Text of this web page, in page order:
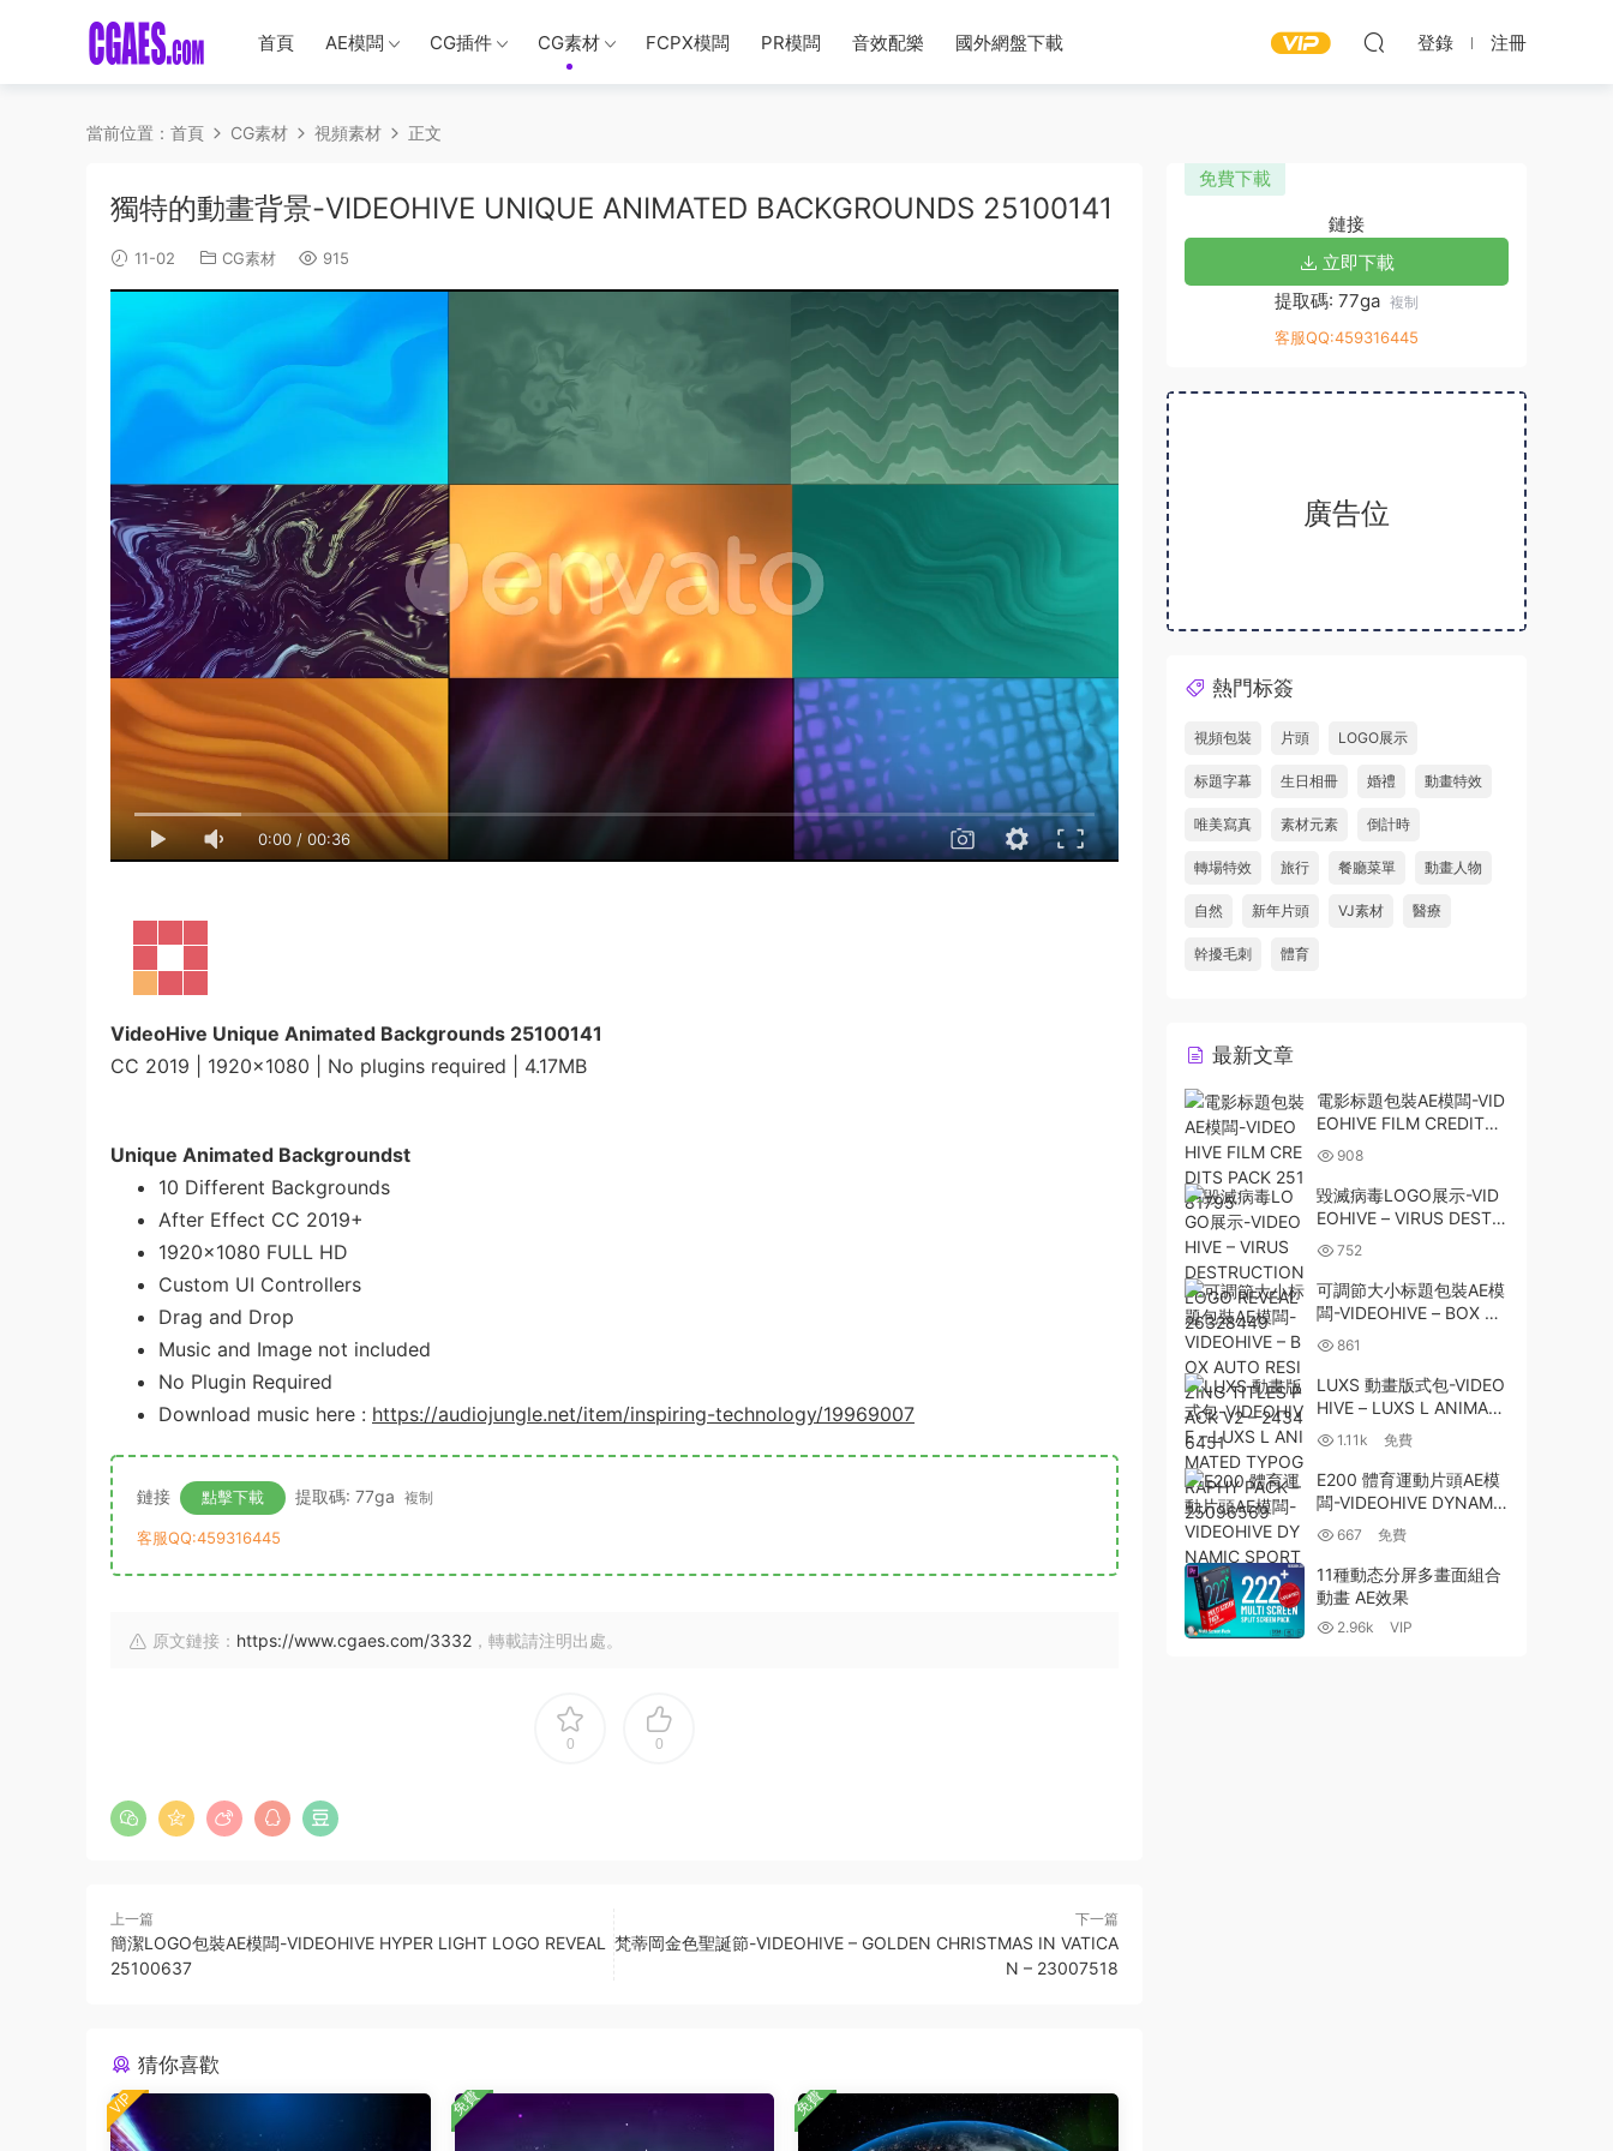
首頁 AE模闆 CG插件 CG素材 FCPX模闆 PR模闆 音效配樂 國外網盤下載 登錄 注冊
當前位置： 首頁 CG素材 視頻素材 正文
獨特的動畫背景-VIDEOHIVE UNIQUE ANIMATED BACKGROUNDS 25100141
11-02 CG素材 915
0:00 / 00:36
VideoHive Unique Animated Backgrounds 25100141
CC 2019 | 1920×1080 | No plugins required | 4.17MB
Unique Animated Backgroundst
10 Different Backgrounds
After Effect CC 2019+
1920×1080 FULL HD
Custom UI Controllers
Drag and Drop
Music and Image not included
No Plugin Required
Download music here : https://audiojungle.net/item/inspiring-technology/19969007
鏈接 點擊下載 提取碼: 77ga 複制
客服QQ:459316445
原文鏈接： https://www.cgaes.com/3332 ，轉載請注明出處。
0 0
上一篇
簡潔LOGO包裝AE模闆-VIDEOHIVE HYPER LIGHT LOGO REVEAL
25100637
下一篇
梵蒂岡金色聖誕節-VIDEOHIVE – GOLDEN CHRISTMAS IN VATICA
N – 23007518
猜你喜歡
VIP 免費 免費
免費下載
鏈接
立即下載
提取碼: 77ga 複制
客服QQ:459316445
廣告位
熱門标簽
視頻包裝 片頭 LOGO展示
标題字幕 生日相冊 婚禮 動畫特效
唯美寫真 素材元素 倒計時
轉場特效 旅行 餐廳菜單 動畫人物
自然 新年片頭 VJ素材 醫療
幹擾毛刺 體育
最新文章
電影标題包裝AE模闆-VID
EOHIVE FILM CREDITS
PACK 25181795
908
毀滅病毒LOGO展示-VID
EOHIVE – VIRUS DESTR
UCTION LOGO REVEAL
26328449
752
可調節大小标題包裝AE模
闆-VIDEOHIVE – BOX AU
TO RESIZING TITLES PA
CK V2 – 24346451
861
LUXS 動畫版式包-VIDEO
HIVE – LUXS L ANIMATE
D TYPOGRAPHY PACK –
25096569
1.11k 免費
E200 體育運動片頭AE模
闆-VIDEOHIVE DYNAMI
C SPORT PROMO
667 免費
11種動态分屏多畫面組合
動畫 AE效果
2.96k VIP